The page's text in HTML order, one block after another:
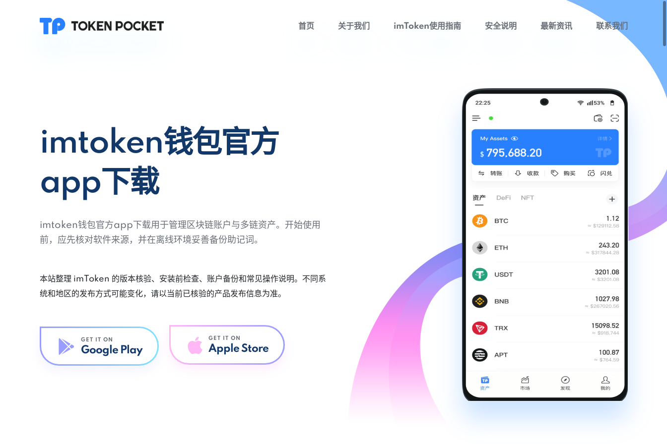
首页 关于我们 imToken使用指南 安全说明 最新资讯 联系我们
imtoken钱包官方
app下载
imtoken钱包官方app下载用于管理区块链账户与多链资产。开始使用
前，应先核对软件来源，并在离线环境妥善备份助记词。
本站整理 imToken 的版本核验、安装前检查、账户备份和常见操作说明。不同系
统和地区的发布方式可能变化，请以当前已核验的产品发布信息为准。
GET IT ON
Google Play
GET IT ON
Apple Store